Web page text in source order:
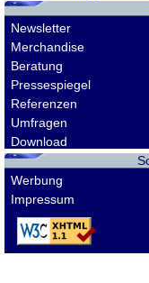
Newsletter
Merchandise
Beratung
Pressespiegel
Referenzen
Umfragen
Download
Werbung
Impressum